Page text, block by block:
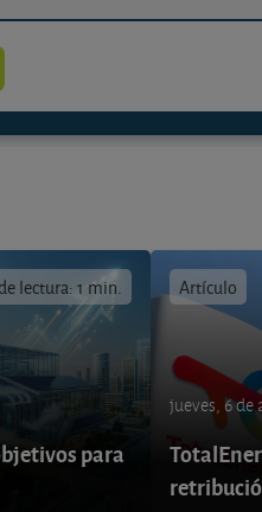
lectura: 1 min.
para
Artículo
jueves, 6 de